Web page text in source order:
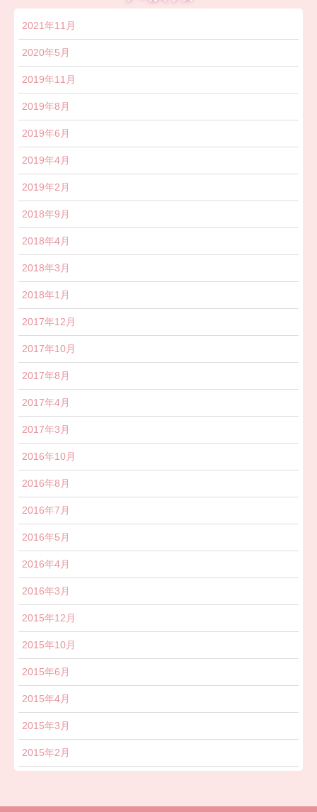
2021年11月
2020年5月
2019年11月
2019年8月
2019年6月
2019年4月
2019年2月
2018年9月
2018年4月
2018年3月
2018年1月
2017年12月
2017年10月
2017年8月
2017年4月
2017年3月
2016年10月
2016年8月
2016年7月
2016年5月
2016年4月
2016年3月
2015年12月
2015年10月
2015年6月
2015年4月
2015年3月
2015年2月